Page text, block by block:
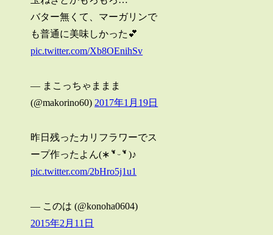
バター無くて、マーガリンで
も普通に美味しかった💕
pic.twitter.com/Xb8OEnihSv
— まこっちゃままま
(@makorino60) 2017年1月19日
昨日残ったカリフラワーでス
ープ作ったよん(∗ ❛ั ᵕ ❛ั )♪
pic.twitter.com/2bHro5j1u1
— このは (@konoha0604)
2015年2月11日